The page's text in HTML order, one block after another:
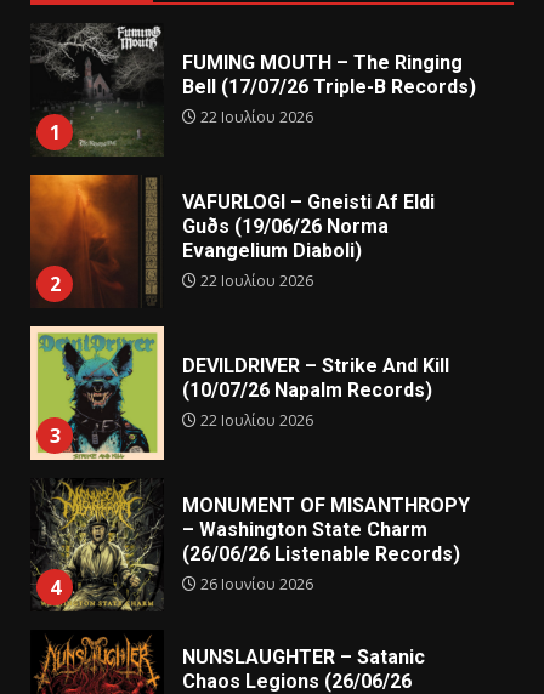
1
FUMING MOUTH – The Ringing
Bell (17/07/26 Triple-B Records)
22 Ιουλίου 2026
2
VAFURLOGI – Gneisti Af Eldi
Guðs (19/06/26 Norma
Evangelium Diaboli)
22 Ιουλίου 2026
3
DEVILDRIVER – Strike And Kill
(10/07/26 Napalm Records)
22 Ιουλίου 2026
4
MONUMENT OF MISANTHROPY
– Washington State Charm
(26/06/26 Listenable Records)
26 Ιουνίου 2026
NUNSLAUGHTER – Satanic
Chaos Legions (26/06/26